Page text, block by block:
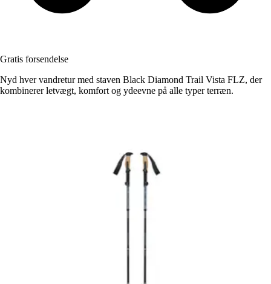
Gratis forsendelse
Nyd hver vandretur med staven Black Diamond Trail Vista FLZ, der
kombinerer letvægt, komfort og ydeevne på alle typer terræn.